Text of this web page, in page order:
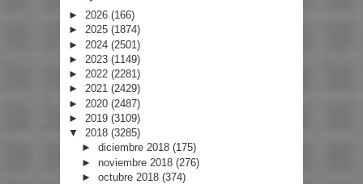
► 2026 (166)
► 2025 (1874)
► 2024 (2501)
► 2023 (1149)
► 2022 (2281)
► 2021 (2429)
► 2020 (2487)
► 2019 (3109)
▼ 2018 (3285)
► diciembre 2018 (175)
► noviembre 2018 (276)
► octubre 2018 (374)